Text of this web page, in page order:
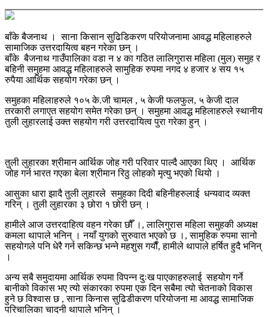
बाँके बैजनाथ । साना किसान सुढिडिकरण परियोजनामा आवद्ध महिलाहरुले
सामाजिक उत्तरदायित्व बहन गरेका छन् ।
बाँके बैजनाथ गाउँपालिका वडा न ४ का गठित लालिगुरास महिला (मुल) समुह र
बहिनी समुहमा आवद्ध महिलाहरुले सामुहिक रुपमा नगद ४ हजार ४ सय १५
रुपैया आर्थिक सहयोग गरेका छन् ।
समुहका महिलाहरुले १०५ के.जी चामल , ५ केजी फलफुल, ५ केजी दाल
तरकारी लगाएत सहयोग समेत गरेका छन् । समुहमा आवद्ध महिलाहरुले स्थानीय
तुली लुहारलाई उक्त सहयोग गरी उत्तरदायित्व पुरा गरेका हुन् ।
तुली लुहारका श्रीमान आर्थिक जोह गरी परिवार पाल्दै आएका थिए । आर्थिक
जोह गर्न भारत गएका बेला श्रीमान रिठु लोहको मृत्यु भएको थियो ।
आसुका धारा झादै तुली लुहारले समुहका दिदी बहिनीहरुलाई धन्यवाद व्यक्त
गरिन् । तुली लुहारका ३ छोरा १ छोरी छन् ।
हामीले आज उत्तरदाहित्व वहन गरेका छौँ ।, लालिगुरास महिला समुहकी अध्यक्ष
कमला थापाले भनिन् । नयाँ युगको सुरुवात भएको छ ।, सामुहिक रुपमा सानो
सहयोगले पनि धेरै गर्न सकिन्छ भन्ने महशुस गर्यौं, हामीले थापाले हर्षित हुदै भनिन्
।
अन्य सबै समुदायमा आर्थिक रुपमा विपन्न दुःख पाएकाहरुलाई सहयोग गर्ने
बानीको विकास भए त्यो संकारका रुपमा एक दिन सबैमा त्यो चेतनाको विकास
हुने छ विश्वास छ , साना किनास सुढिडीकरण परियोजना मा आवद्ध सामाजिक
परिचालिका चादनी थापाले भनिन् ।